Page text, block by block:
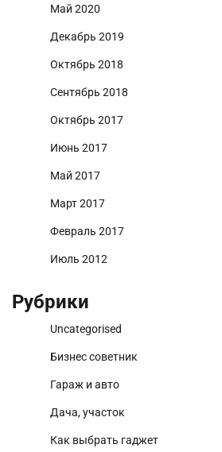
Май 2020
Декабрь 2019
Октябрь 2018
Сентябрь 2018
Октябрь 2017
Июнь 2017
Май 2017
Март 2017
Февраль 2017
Июль 2012
Рубрики
Uncategorised
Бизнес советник
Гараж и авто
Дача, участок
Как выбрать гаджет